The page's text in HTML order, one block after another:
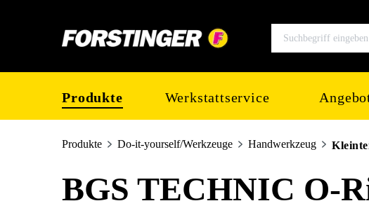
Produkte Werkstattservice
Produkte Do-it-yourself/Werkzeuge Handwerkzeug
BGS TECHNIC O-